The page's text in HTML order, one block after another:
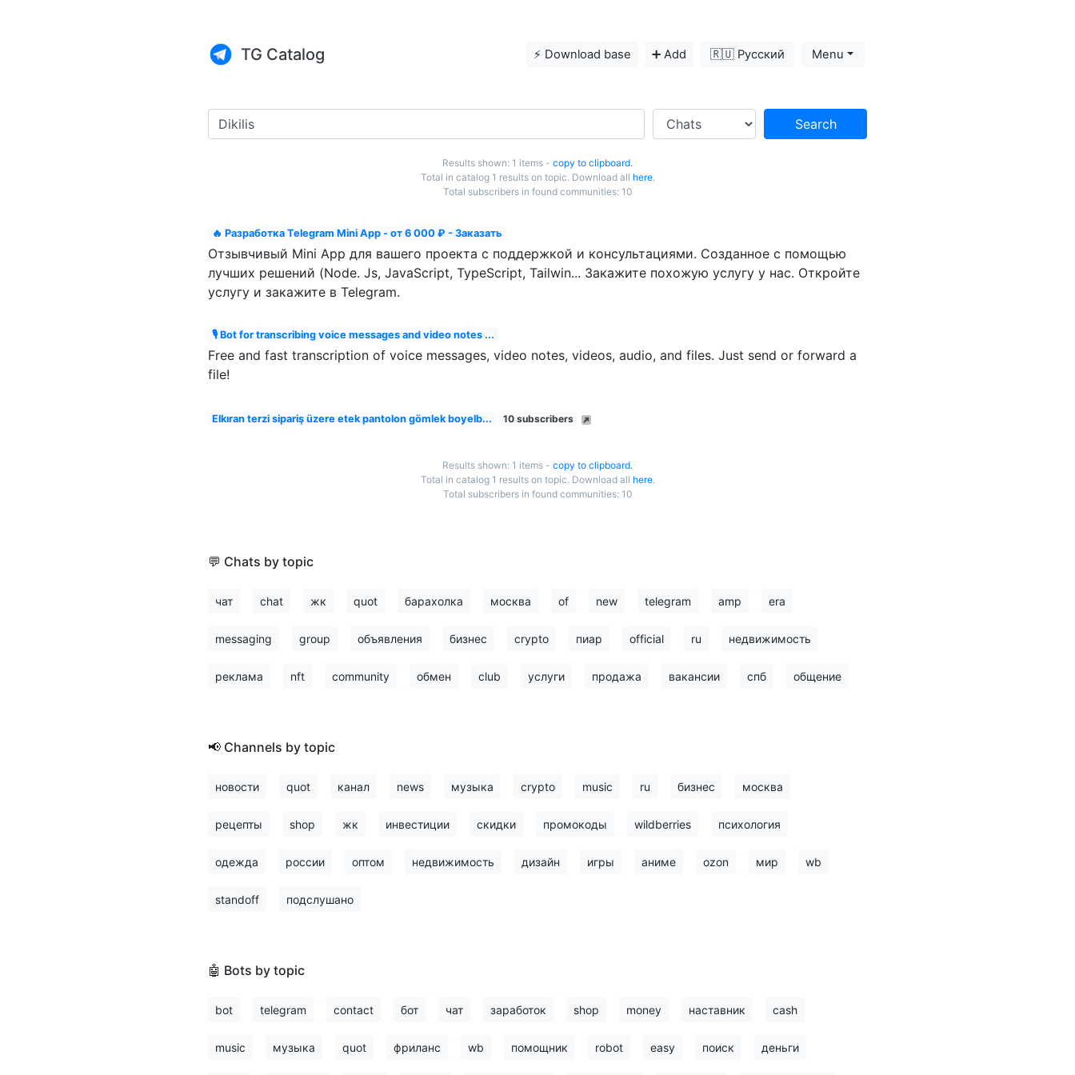
TG Catalog ⚡️ Download base ➕ Add 🇷🇺 Русский Menu
Search
Results shown: 1 items - copy to clipboard.
Total in catalog 1 results on topic. Download all here.
Total subscribers in found communities: 10
🔥 Разработка Telegram Mini App - от 6 000 ₽ - Заказать
Отзывчивый Mini App для вашего проекта с поддержкой и консультациями. Созданное с помощью
лучших решений (Node. Js, JavaScript, TypeScript, Tailwin... Закажите похожую услугу у нас. Откройте
услугу и закажите в Telegram.
🎙 Bot for transcribing voice messages and video notes ...
Free and fast transcription of voice messages, video notes, videos, audio, and files. Just send or forward a
file!
Elkıran terzi sipariş üzere etek pantolon gömlek boyelb... 10 subscribers
Results shown: 1 items - copy to clipboard.
Total in catalog 1 results on topic. Download all here.
Total subscribers in found communities: 10
💬 Chats by topic
чат chat жк quot барахолка москва of new telegram amp era
messaging group объявления бизнес crypto пиар official ru недвижимость
реклама nft community обмен club услуги продажа вакансии спб общение
📢 Channels by topic
новости quot канал news музыка crypto music ru бизнес москва
рецепты shop жк инвестиции скидки промокоды wildberries психология
одежда россии оптом недвижимость дизайн игры аниме ozon мир wb
standoff подслушано
🤖 Bots by topic
bot telegram contact бот чат заработок shop money наставник cash
music музыка quot фриланс wb помощник robot easy поиск деньги